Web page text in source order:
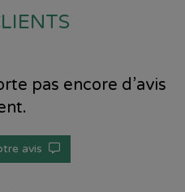
pas encore d’avis
avis